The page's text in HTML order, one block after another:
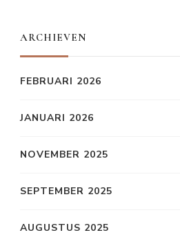
ARCHIEVEN
FEBRUARI 2026
JANUARI 2026
NOVEMBER 2025
SEPTEMBER 2025
AUGUSTUS 2025